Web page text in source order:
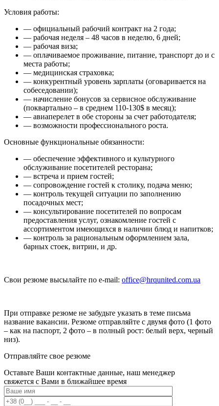
Условия работы:
— официальный рабочий контракт на 2 года;
— рабочая неделя – 48 часов в неделю, 6 дней;
— рабочая виза;
— оплачиваемое проживание, питание, транспорт до и с
места работы;
— медицинская страховка;
— конкурентный уровень зарплаты (оговаривается на
собеседовании);
— начисление бонусов за сервисное обслуживание
(поквартально – в среднем 110-130$ в месяц);
— авиаперелет в обе стороны за счет работодателя;
— возможности профессионального роста.
Основные функциональные обязанности:
— обеспечение эффективного и культурного
обслуживание посетителей ресторана;
— встреча и прием гостей;
— сопровождение гостей к столику, подача меню;
— контроль текущей ситуации по заполнению
посадочных мест;
— консультирование посетителей по вопросам
предоставления услуг, ознакомление гостей с
ассортиментом имеющихся в наличии блюд и напитков;
— контроль за рациональным оформлением зала,
барных стоек, витрин, и др.
Свои резюме высылайте по e-mail: office@hrqunited.com.ua
При отправке резюме не забудьте указать в теме письма
название вакансии. Резюме отправляйте с двумя фото (1 фото
– как на паспорт, 2 фото – в полный рост: белый верх, черный
низ).
Отправляйте свое резюме
Оставьте Ваши контактные данные, наш менеджер
свяжется с Вами в ближайшее время